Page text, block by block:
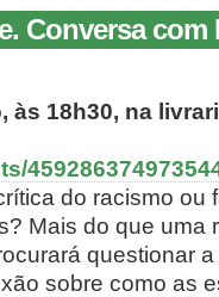
Conversa
às 18h30, na
do racismo ou
Mais do que uma
questionar
sobre como as